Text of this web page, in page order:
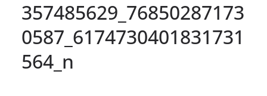
357485629_76850287173
0587_6174730401831731
564_n